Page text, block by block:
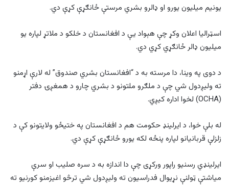
یونیم میلیون یورو او ډالرو بشري مرستې ځانګړې کړې دي.
اسټرالیا اعلان وکړ چې هېواد یې د افغانستان د خلکو د ملاتړ لپاره یو
میلیون ډالر ځانګړي کړي دي.
د دوی په وینا، دا مرسته به د “افغانستان بشري صندوق” له لارې اړمنو
ته ولیږدول شي چې د ملګرو ملتونو د بشري چارو د همغږۍ دفتر
(OCHA) لخوا اداره کیږي.
له بلې خوا، د ایرلینډ حکومت هم د افغانستان په ختیځو ولایتونو کې د
زلزلې قربانیانو لپاره پنځه لکه یورو ځانګړې کړې دي.
ایرلینډي رسنیو راپور ورکړی چې دا اندازه به د سره صلیب او سرې
میاشتې ټولنې نړیوال فدراسیون ته ولیږدول شي ترڅو اغیزمنو کورنیو ته